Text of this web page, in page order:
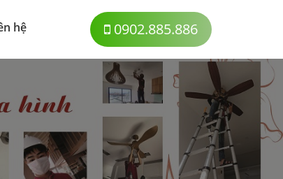
hệ 0902.885.886